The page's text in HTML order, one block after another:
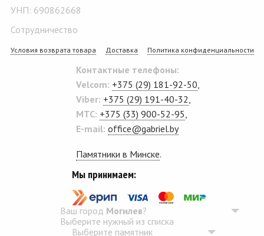
УНП: 690862668
Сотрудничество
Условия возврата товара Доставка Политика конфиденциальности
Контактные телефоны:
Velcom: +375 (29) 181-92-50,
Viber: +375 (29) 191-40-32,
MTC: +375 (33) 900-52-95,
E-mail: office@gabriel.by
Памятники в Минске.
Мы принимаем:
Ваш город Могилев?
Выберите нужный из списка
Выберите памятник